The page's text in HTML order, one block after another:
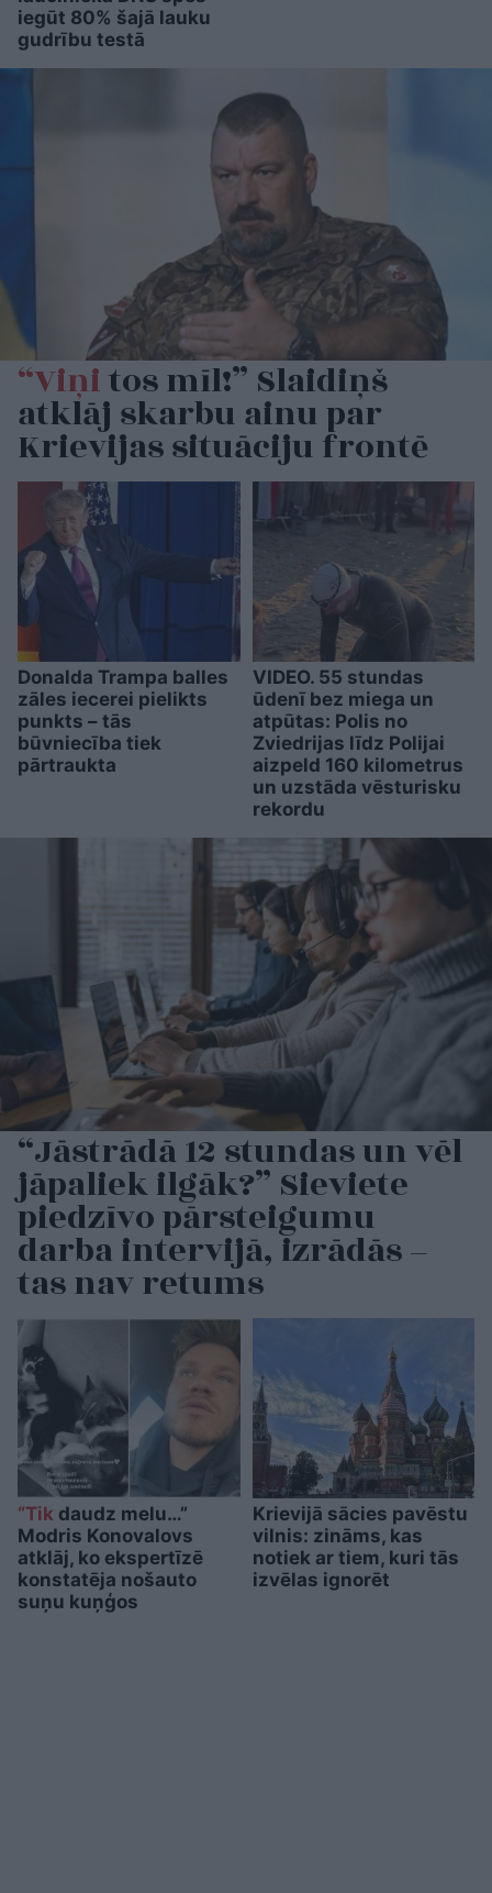
iegūt 80% šajā lauku
gudrību testā
“Viņitos mīl!” Slaidiņš
atklāj skarbu ainu par
Krievijas situāciju frontē
Donalda Trampa balles
zāles iecerei pielikts
punkts – tās
būvniecība tiek
pārtraukta
VIDEO. 55 stundas
ūdenī bez miega un
atpūtas: Polis no
Zviedrijas līdz Polijai
aizpeld 160 kilometrus
un uzstāda vēsturisku
rekordu
“Jāstrādā 12 stundas un vēl
jāpaliek ilgāk?” Sieviete
piedzīvo pārsteigumu
darba intervijā, izrādās –
tas nav retums
“Tik daudz melu…”
Modris Konovalovs
atklāj, ko ekspertīzē
konstatēja nošauto
suņu kuņģos
Krievijā sācies pavēstu
vilnis: zināms, kas
notiek ar tiem, kuri tās
izvēlas ignorēt